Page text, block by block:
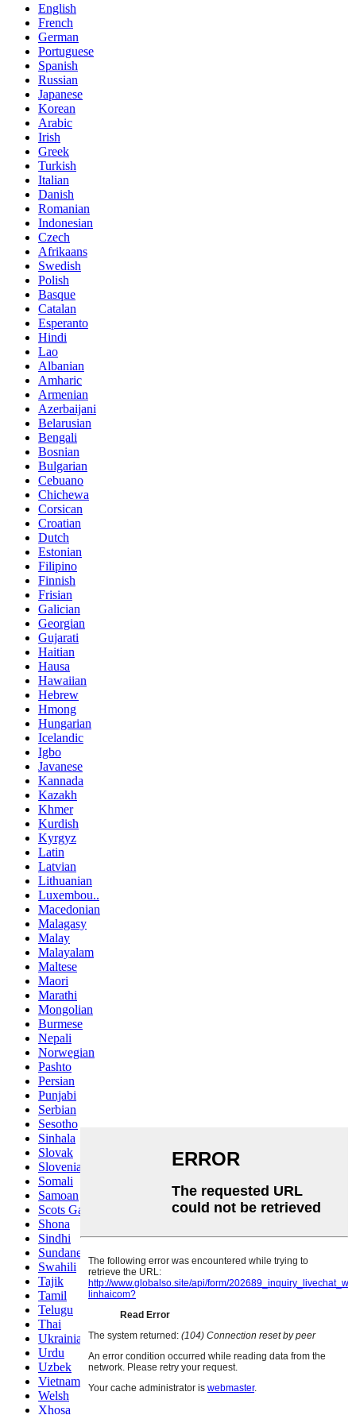
English
French
German
Portuguese
Spanish
Russian
Japanese
Korean
Arabic
Irish
Greek
Turkish
Italian
Danish
Romanian
Indonesian
Czech
Afrikaans
Swedish
Polish
Basque
Catalan
Esperanto
Hindi
Lao
Albanian
Amharic
Armenian
Azerbaijani
Belarusian
Bengali
Bosnian
Bulgarian
Cebuano
Chichewa
Corsican
Croatian
Dutch
Estonian
Filipino
Finnish
Frisian
Galician
Georgian
Gujarati
Haitian
Hausa
Hawaiian
Hebrew
Hmong
Hungarian
Icelandic
Igbo
Javanese
Kannada
Kazakh
Khmer
Kurdish
Kyrgyz
Latin
Latvian
Lithuanian
Luxembou..
Macedonian
Malagasy
Malay
Malayalam
Maltese
Maori
Marathi
Mongolian
Burmese
Nepali
Norwegian
Pashto
Persian
Punjabi
Serbian
Sesotho
Sinhala
Slovak
Slovenian
Somali
Samoan
Scots Gaelic
Shona
Sindhi
Sundanese
Swahili
Tajik
Tamil
Telugu
Thai
Ukrainian
Urdu
Uzbek
Vietnamese
Welsh
Xhosa